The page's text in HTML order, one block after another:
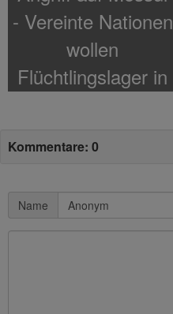
- Vereinte Nationen
wollen
Flüchtlingslager in
Kommentare: 0
Name